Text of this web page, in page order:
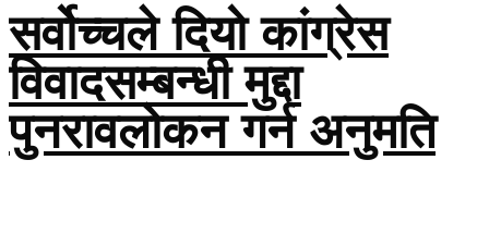
सर्वोच्चले दियो कांग्रेस
विवादसम्बन्धी मुद्दा
पुनरावलोकन गर्न अनुमति